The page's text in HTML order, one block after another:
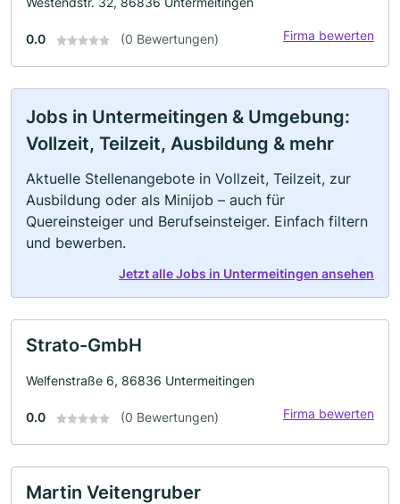
0.0 (0 Bewertungen) Firma bewerten
Jobs in Untermeitingen & Umgebung:
Vollzeit, Teilzeit, Ausbildung & mehr
Aktuelle Stellenangebote in Vollzeit, Teilzeit, zur
Ausbildung oder als Minijob – auch für
Quereinsteiger und Berufseinsteiger. Einfach filtern
und bewerben.
Jetzt alle Jobs in Untermeitingen ansehen
Strato-GmbH
Welfenstraße 6, 86836 Untermeitingen
0.0 (0 Bewertungen) Firma bewerten
Martin Veitengruber